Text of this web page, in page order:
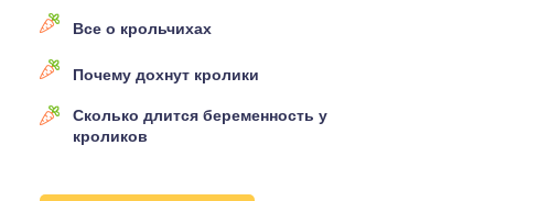
Все о крольчихах
Почему дохнут кролики
Сколько длится беременность у
кроликов